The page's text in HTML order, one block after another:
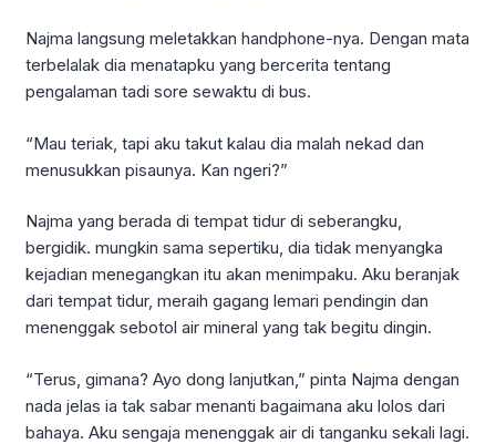
Najma langsung meletakkan handphone-nya. Dengan mata
terbelalak dia menatapku yang bercerita tentang
pengalaman tadi sore sewaktu di bus.
“Mau teriak, tapi aku takut kalau dia malah nekad dan
menusukkan pisaunya. Kan ngeri?”
Najma yang berada di tempat tidur di seberangku,
bergidik. mungkin sama sepertiku, dia tidak menyangka
kejadian menegangkan itu akan menimpaku. Aku beranjak
dari tempat tidur, meraih gagang lemari pendingin dan
menenggak sebotol air mineral yang tak begitu dingin.
“Terus, gimana? Ayo dong lanjutkan,” pinta Najma dengan
nada jelas ia tak sabar menanti bagaimana aku lolos dari
bahaya. Aku sengaja menenggak air di tanganku sekali lagi.